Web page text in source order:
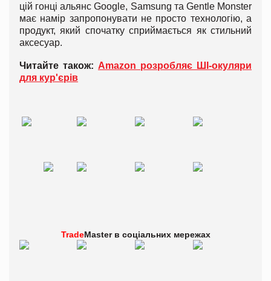
цій гонці альянс Google, Samsung та Gentle Monster
має намір запропонувати не просто технологію, а
продукт, який спочатку сприймається як стильний
аксесуар.
Читайте також: Amazon розробляє ШІ-окуляри
для кур'єрів
TradeMaster в соціальних мережах